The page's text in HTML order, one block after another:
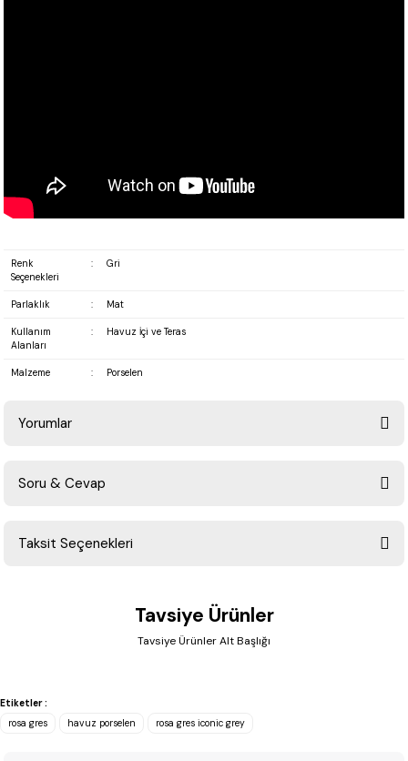
Renk
Seçenekleri
: Gri
Parlaklık : Mat
Kullanım
Alanları
: Havuz İçi ve Teras
Malzeme : Porselen
Yorumlar
Soru & Cevap
Soru Sor
Taksit Seçenekleri
Tavsiye Ürünler
Tavsiye Ürünler Alt Başlığı
YENİ
Rosa Gres Iconic Grey Doğal Porselen (1 m² - 31x62,6 cm)
Etiketler :
rosa gres
havuz porselen rosa gres iconic grey